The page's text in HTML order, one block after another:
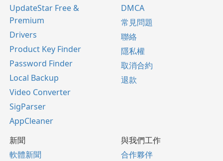
UpdateStar Free &
Premium
Drivers
Product Key Finder
Password Finder
Local Backup
Video Converter
SigParser
AppCleaner
DMCA
常見問題
聯絡
隱私權
取消合約
退款
新聞
軟體新聞
與我們工作
合作夥伴